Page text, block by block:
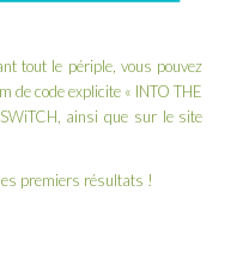
tout le périple, vous pouvez
de code explicite « INTO THE
, ainsi que sur le site
premiers résultats !